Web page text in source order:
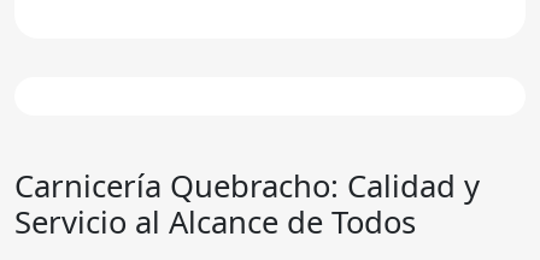
Carnicería Quebracho: Calidad y
Servicio al Alcance de Todos